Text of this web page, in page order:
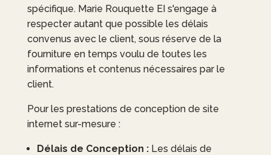
spécifique. Marie Rouquette EIs'engage à
respecter autant que possible les délais
convenus avec le client, sous réserve de la
fourniture en temps voulu de toutes les
informations et contenus nécessaires par le
client.
Pour les prestations de conception de site
internet sur-mesure :
Délais de Conception :Les délais de